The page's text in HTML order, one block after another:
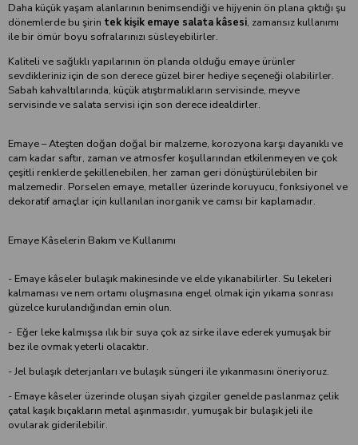
Daha küçük yaşam alanlarının benimsendiği ve hijyenin ön plana çıktığı şu
dönemlerde bu şirin tek kişik emaye salata kâsesi, zamansız kullanımı
ile bir ömür boyu sofralarınızı süsleyebilirler.
Kaliteli ve sağlıklı yapılarının ön planda olduğu emaye ürünler
sevdikleriniz için de son derece güzel birer hediye seçeneği olabilirler.
Sabah kahvaltılarında, küçük atıştırmalıkların servisinde, meyve
servisinde ve salata servisi için son derece idealdirler.
Emaye – Ateşten doğan doğal bir malzeme, korozyona karşı dayanıklı ve
cam kadar saftır, zaman ve atmosfer koşullarından etkilenmeyen ve çok
çeşitli renklerde şekillenebilen, her zaman geri dönüştürülebilen bir
malzemedir. Porselen emaye, metaller üzerinde koruyucu, fonksiyonel ve
dekoratif amaçlar için kullanılan inorganik ve camsı bir kaplamadır.
Emaye Kâselerin Bakım ve Kullanımı
- Emaye kâseler bulaşık makinesinde ve elde yıkanabilirler. Su lekeleri
kalmaması ve nem ortamı oluşmasına engel olmak için yıkama sonrası
güzelce kurulandığından emin olun.
- Eğer leke kalmışsa ılık bir suya çok az sirke ilave ederek yumuşak bir
bez ile ovmak yeterli olacaktır.
- Jel bulaşık deterjanları ve bulaşık süngeri ile yıkanmasını öneriyoruz.
- Emaye kâseler üzerinde oluşan siyah çizgiler genelde paslanmaz çelik
çatal kaşık bıçakların metal aşınmasıdır, yumuşak bir bulaşık jeli ile
ovularak giderilebilir.